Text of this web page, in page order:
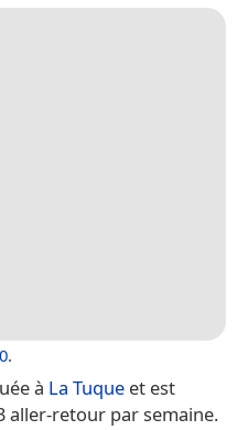
.
à La Tuque et est
aller-retour par semaine.